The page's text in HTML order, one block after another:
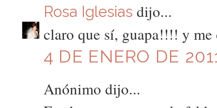
Rosa Iglesias dijo...
claro que sí, guapa!!!! y me
4 DE ENERO DE
Anónimo dijo...